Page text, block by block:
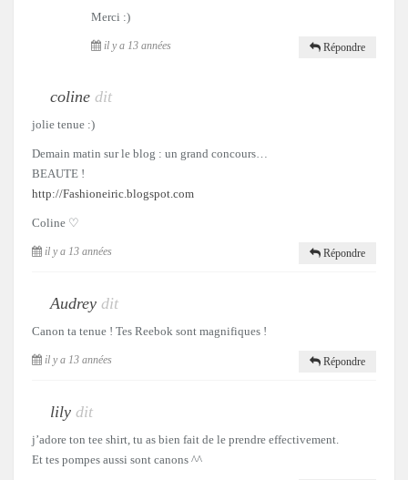
Merci :)
il y a 13 années Répondre
coline dit
jolie tenue :)
Demain matin sur le blog : un grand concours…
BEAUTE !
http://Fashioneiric.blogspot.com
Coline ♡
il y a 13 années Répondre
Audrey dit
Canon ta tenue ! Tes Reebok sont magnifiques !
il y a 13 années Répondre
lily dit
j’adore ton tee shirt, tu as bien fait de le prendre effectivement.
Et tes pompes aussi sont canons ^^